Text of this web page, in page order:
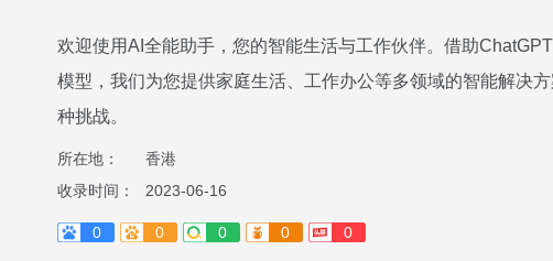
欢迎使用AI全能助手，您的智能生活与工作伙伴。借助
模型，我们为您提供家庭生活、工作办公等多领域的智能解决
种挑战。
所在地：
香港
收录时间：
2023-06-16
0 0 0 0 0